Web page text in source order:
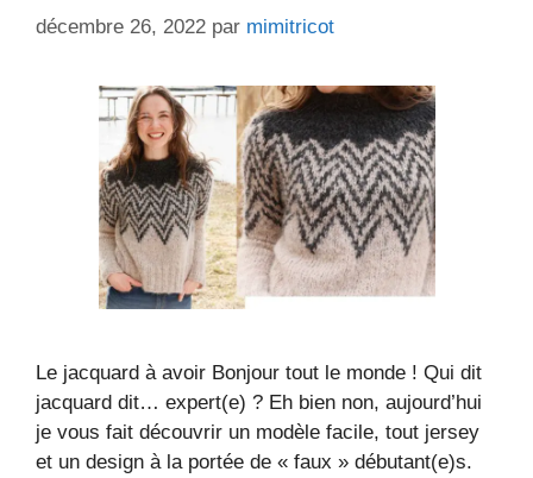
décembre 26, 2022 par mimitricot
Le jacquard à avoir Bonjour tout le monde ! Qui dit
jacquard dit… expert(e) ? Eh bien non, aujourd’hui
je vous fait découvrir un modèle facile, tout jersey
et un design à la portée de « faux » débutant(e)s.